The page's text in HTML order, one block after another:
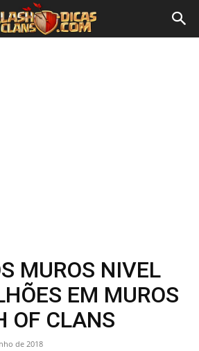
MUROS NIVEL
EM MUROS
OF CLANS
de 2018